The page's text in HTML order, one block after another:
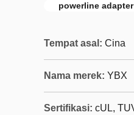
powerline
Tempat asal: Cina
Nama merek: YBX
Sertifikasi: cUL,